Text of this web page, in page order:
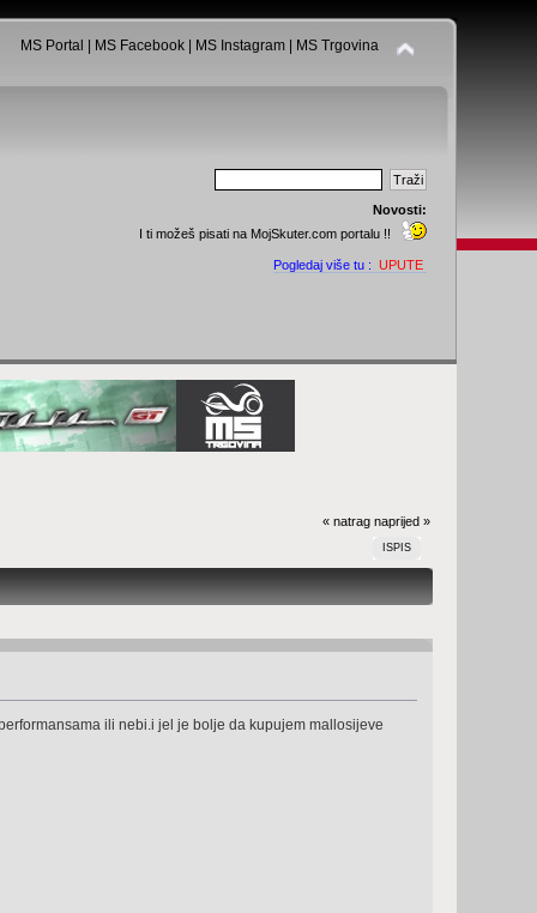
MS Portal MS Facebook| MS Instagram| MS Trgovina
Novosti:
I ti možeš pisati na MojSkuter.com portalu !!
Pogledaj više tu : UPUTE
« natrag naprijed »
ISPIS
ili nebi.i jel je bolje da kupujem mallosijeve